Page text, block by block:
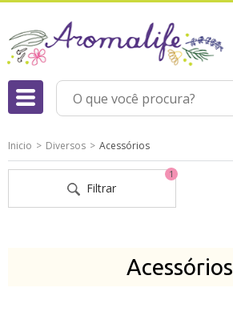
Filtrar
1
Inicio Diversos Acessórios
Acessórios